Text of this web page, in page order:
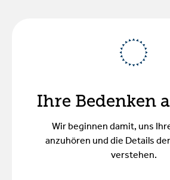
Ihre Bedenken
Wir beginnen damit, uns
anzuhören und die Details
verstehen.